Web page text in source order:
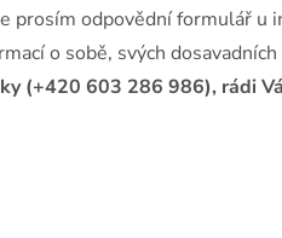
prosím odpovědní formulář u
o sobě, svých
(+420 603 286 986), rádi